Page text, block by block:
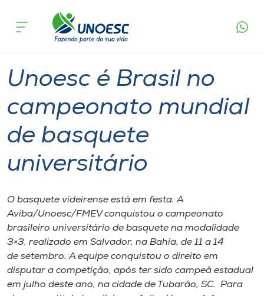
Cursos
Atendimento ao Estudante
Portal de Ensino
A
Unoesc
Internacionalização
I.nova
acontece
Unoesc é Brasil no
campeonato mundial
de basquete
universitário
O basquete videirense está em festa. A
Aviba/Unoesc/FMEV conquistou o campeonato
brasileiro universitário de basquete na modalidade
3×3, realizado em Salvador, na Bahia, de 11 a 14
de setembro. A equipe conquistou o direito em
disputar a competição, após ter sido campeã estadual
em julho deste ano, na cidade de Tubarão, SC. Para